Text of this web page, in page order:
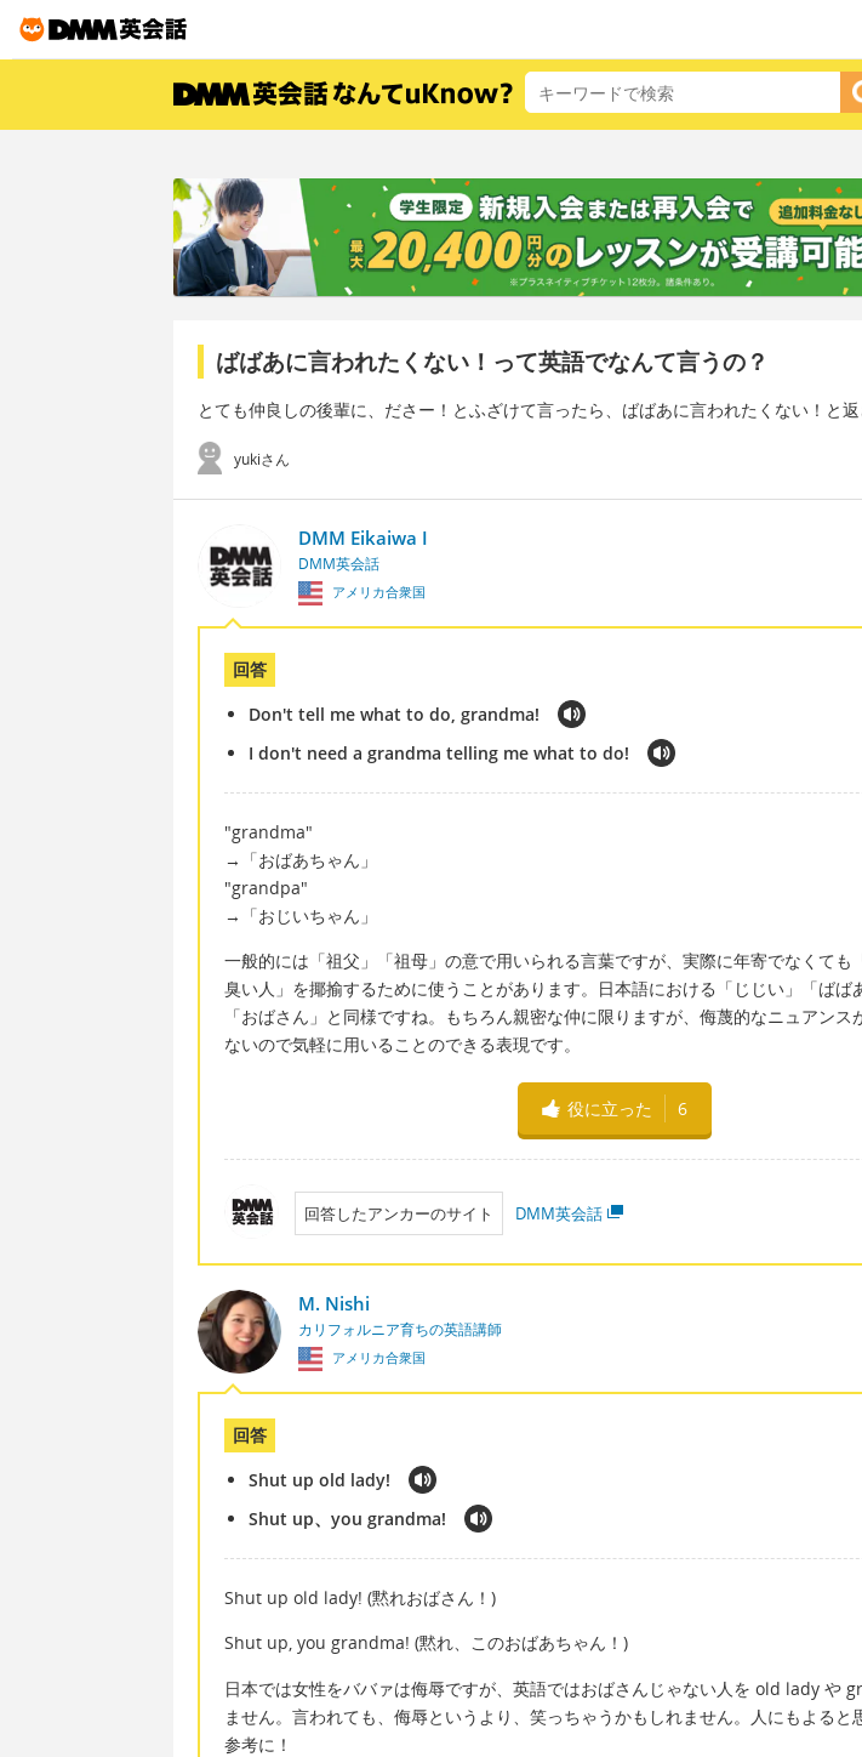
ばばあに言われたくない！って英語でなんて言うの？
とても仲良しの後輩に、ださー！とふざけて言ったら、ばばあに言われたくない！と
yukiさん
DMM Eikaiwa I
DMM英会話
アメリカ合衆国
回答
Don't tell me what to do, grandma!
I don't need a grandma telling me what to do!
"grandma"
→「おばあちゃん」
"grandpa"
→「おじいちゃん」
一般的には「祖父」「祖母」の意で用いられる言葉ですが、実際に年寄でなくても
臭い人」を揶揄するために使うことがあります。日本語における「じじい」「ばば
「おばさん」と同様ですね。もちろん親密な仲に限りますが、侮蔑的なニュアンス
ないので気軽に用いることのできる表現です。
役に立った 6
回答したアンカーのサイト DMM英会話
M. Nishi
カリフォルニア育ちの英語講師
アメリカ合衆国
回答
Shut up old lady!
Shut up、you grandma!
Shut up old lady! (黙れおばさん！)
Shut up, you grandma! (黙れ、このおばあちゃん！)
日本では女性をババァは侮辱ですが、英語ではおばさんじゃない人を old lady や
ません。言われても、侮辱というより、笑っちゃうかもしれません。人にもよると
参考に！